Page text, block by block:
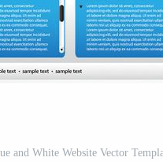
and White Website Vector